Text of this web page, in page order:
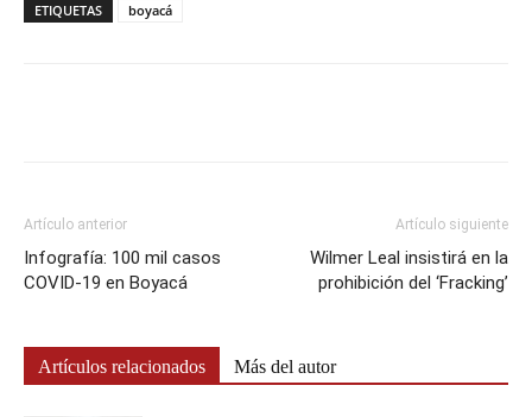
ETIQUETAS boyacá
Artículo anterior
Infografía: 100 mil casos
COVID-19 en Boyacá
Artículo siguiente
Wilmer Leal insistirá en la
prohibición del ‘Fracking’
Artículos relacionados Más del autor